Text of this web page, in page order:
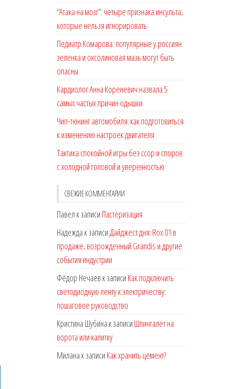
“Атака на мозг”: четыре признака инсульта,
которые нельзя игнорировать
Педиатр Комарова: популярные у россиян
зеленка и оксолиновая мазь могут быть
опасны
Кардиолог Анна Кореневич назвала 5
самых частых причин одышки
Чип-тюнинг автомобиля: как подготовиться
к изменению настроек двигателя
Тактика спокойной игры без ссор и споров
с холодной головой и уверенностью
СВЕЖИЕ КОММЕНТАРИИ
Павел к записи Пастеризация
Надежда к записиДайджест дня: Rox 01 в
продаже, возрожденный Grandis и другие
события индустрии
Фёдор Нечаев к записи Как подключить
светодиодную ленту к электричеству:
пошаговое руководство
Кристина Шубина к записи Шпингалет на
ворота или калитку
Милана к записи Как хранить цемент?